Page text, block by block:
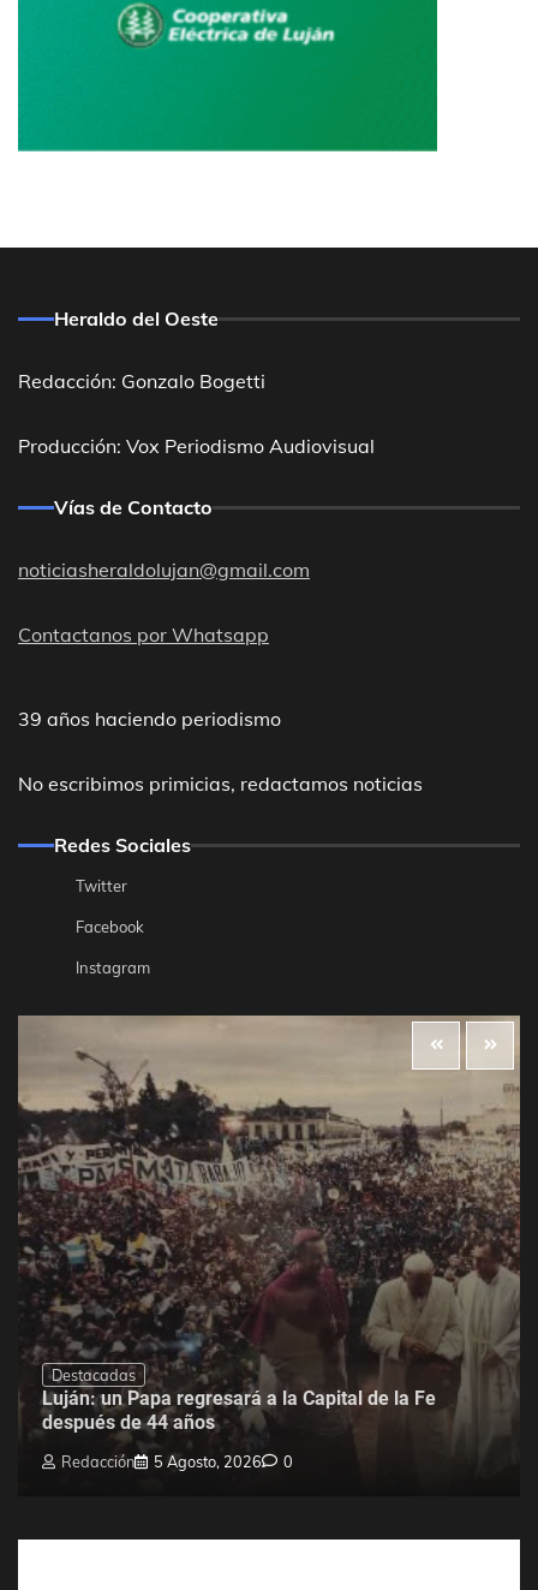
Heraldo del Oeste
Redacción: Gonzalo Bogetti
Producción: Vox Periodismo Audiovisual
Vías de Contacto
noticiasheraldolujan@gmail.com
Contactanos por Whatsapp
39 años haciendo periodismo
No escribimos primicias, redactamos noticias
Redes Sociales
Twitter
Facebook
Instagram
Destacadas
Luján: un Papa regresará a la Capital de la Fe
después de 44 años
Redacción 5 Agosto, 2026 0